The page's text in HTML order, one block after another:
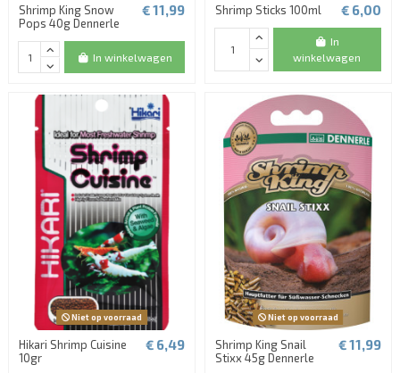
Shrimp King Snow
Pops 40g Dennerle
€ 11,99
In winkelwagen
Shrimp Sticks 100ml € 6,00
In
winkelwagen
Niet op voorraad
Hikari Shrimp Cuisine
10gr
€ 6,49
Niet op voorraad
Shrimp King Snail
Stixx 45g Dennerle
€ 11,99